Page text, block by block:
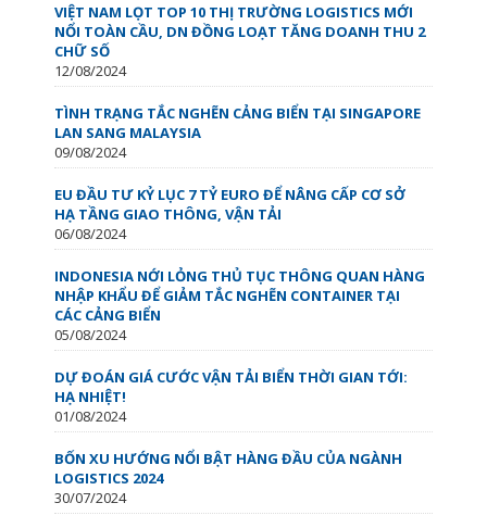
VIỆT NAM LỌT TOP 10 THỊ TRƯỜNG LOGISTICS MỚI
NỔI TOÀN CẦU, DN ĐỒNG LOẠT TĂNG DOANH THU 2
CHỮ SỐ
12/08/2024
TÌNH TRẠNG TẮC NGHẼN CẢNG BIỂN TẠI SINGAPORE
LAN SANG MALAYSIA
09/08/2024
EU ĐẦU TƯ KỶ LỤC 7 TỶ EURO ĐỂ NÂNG CẤP CƠ SỞ
HẠ TẦNG GIAO THÔNG, VẬN TẢI
06/08/2024
INDONESIA NỚI LỎNG THỦ TỤC THÔNG QUAN HÀNG
NHẬP KHẨU ĐỂ GIẢM TẮC NGHẼN CONTAINER TẠI
CÁC CẢNG BIỂN
05/08/2024
DỰ ĐOÁN GIÁ CƯỚC VẬN TẢI BIỂN THỜI GIAN TỚI:
HẠ NHIỆT!
01/08/2024
BỐN XU HƯỚNG NỔI BẬT HÀNG ĐẦU CỦA NGÀNH
LOGISTICS 2024
30/07/2024